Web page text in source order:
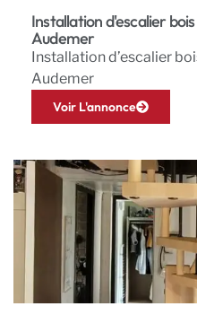
Installation d'escalier
Audemer
Installation d’escalier
Audemer
Voir L'annonce